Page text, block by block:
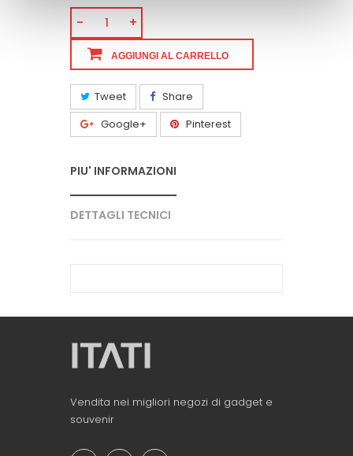
- +
AGGIUNGI AL CARRELLO
Tweet
Share
Google+
Pinterest
PIU' INFORMAZIONI
DETTAGLI TECNICI
Vendita nei migliori negozi di gadget e
souvenir